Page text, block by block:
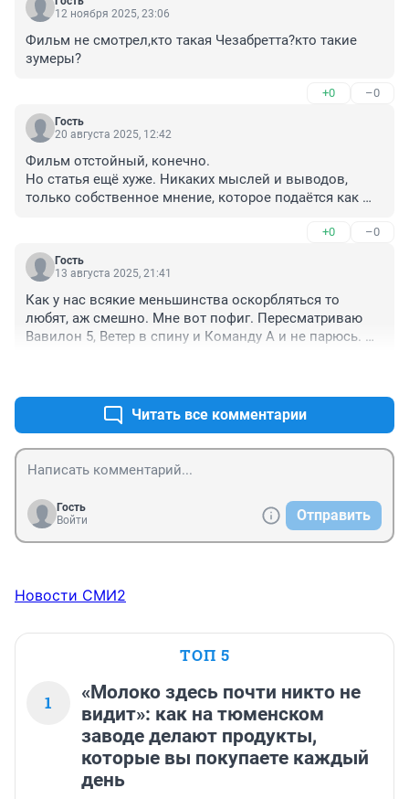
12 ноября 2025, 23:06
Фильм не смотрел,кто такая Чезабретта?кто такие
зумеры?
+0 –0
Гость
20 августа 2025, 12:42
Фильм отстойный, конечно.
Но статья ещё хуже. Никаких мыслей и выводов,
только собственное мнение, которое подаётся как
+0 –0
Гость
13 августа 2025, 21:41
Как у нас всякие меньшинства оскорбляться то
любят, аж смешно. Мне вот пофиг. Пересматриваю
Вавилон 5, Ветер в спину и Команду А и не парюсь. На
Читать все комментарии
Гость
Войти
Отправить
Новости СМИ2
ТОП 5
1
«Молоко здесь почти никто не
видит»: как на тюменском
заводе делают продукты,
которые вы покупаете каждый
день